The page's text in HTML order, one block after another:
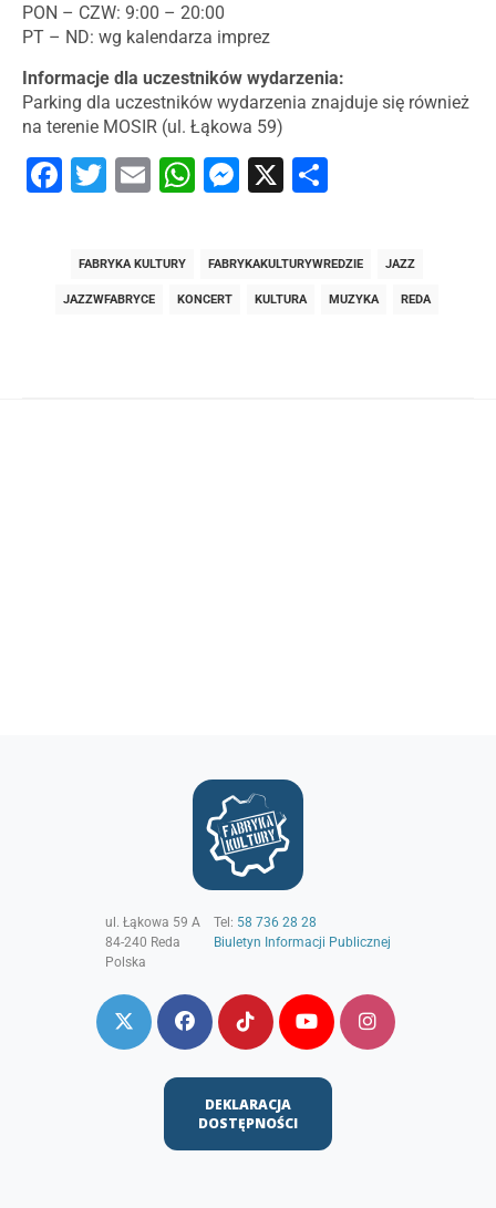
PON – CZW: 9:00 – 20:00
PT – ND: wg kalendarza imprez
Informacje dla uczestników wydarzenia:
Parking dla uczestników wydarzenia znajduje się również
na terenie MOSIR (ul. Łąkowa 59)
Facebook
Twitter
EmailWhatsApp
Messenger
X
FABRYKA KULTURY FABRYKAKULTURYWREDZIE JAZZ
JAZZWFABRYCE KONCERT KULTURA MUZYKA REDA
ul. Łąkowa 59 A
84-240 Reda
Polska
Tel: 58 736 28 28
Biuletyn Informacji Publicznej
DEKLARACJA
DOSTĘPNOŚCI